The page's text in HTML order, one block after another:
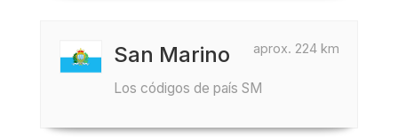
aprox. 224 km
San Marino
Los códigos de país SM